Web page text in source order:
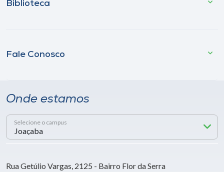
Biblioteca
Fale Conosco
Onde estamos
Selecione o campus
Rua Getúlio Vargas, 2125 - Bairro Flor da Serra